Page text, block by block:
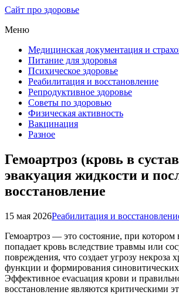
Сайт про здоровье
Меню
Медицинская документация и
Питание для здоровья
Психическое здоровье
Реабилитация и восстановление
Репродуктивное здоровье
Советы по здоровью
Физическая активность
Вакцинация
Разное
Гемоартроз (кровь в
эвакуация жидкости и
восстановление
15 мая 2026Реабилитация и
Гемоартроз — это состояние, при котором
попадает кровь вследствие травмы или
повреждения, что создает угрозу некроза
функции и формирования
Эффективное evacuaция крови и
восстановление являются критическими